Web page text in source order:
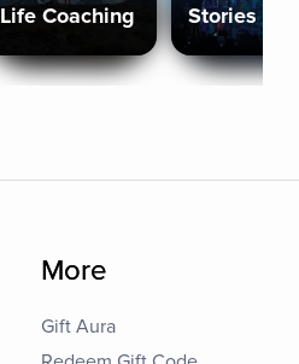
Life Coaching Stories
More
Gift Aura